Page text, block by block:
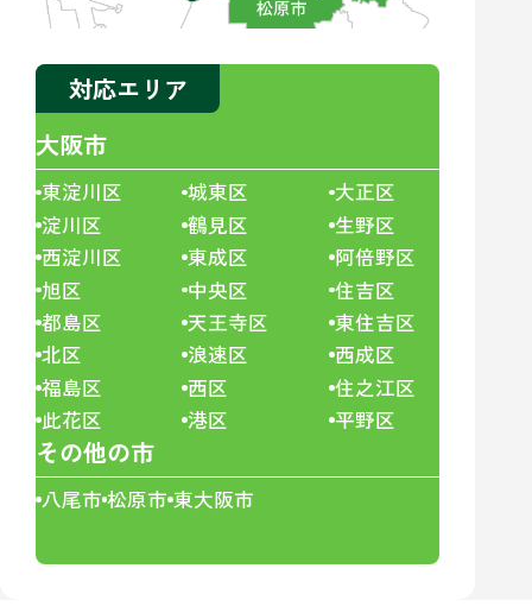
対応エリア
大阪市
東淀川区 城東区
大正区
淀川区
鶴見区
生野区
西淀川区
東成区
阿倍野区
旭区
中央区
住吉区
都島区
天王寺区
東住吉区
北区
浪速区
西成区
福島区
西区
住之江区
此花区
港区 平野区
その他の市
八尾市 松原市東大阪市